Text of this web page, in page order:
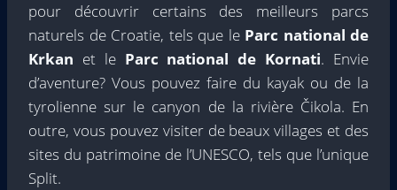
pour découvrir certains des meilleurs parcs
naturels de Croatie, tels que le Parc national de
Krkan et le Parc national de Kornati. Envie
d’aventure? Vous pouvez faire du kayak ou de la
tyrolienne sur le canyon de la rivière Čikola. En
outre, vous pouvez visiter de beaux villages et des
sites du patrimoine de l’UNESCO, tels que l’unique
Split.